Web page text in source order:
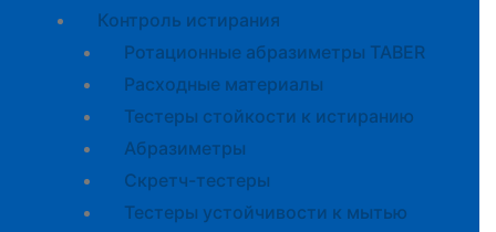
Контроль истирания
Ротационные абразиметры TABER
Расходные материалы
Тестеры стойкости к истиранию
Абразиметры
Скретч-тестеры
Тестеры устойчивости к мытью